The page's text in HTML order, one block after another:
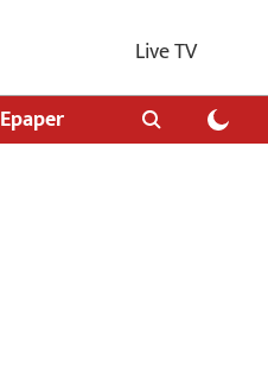
Live TV
Epaper